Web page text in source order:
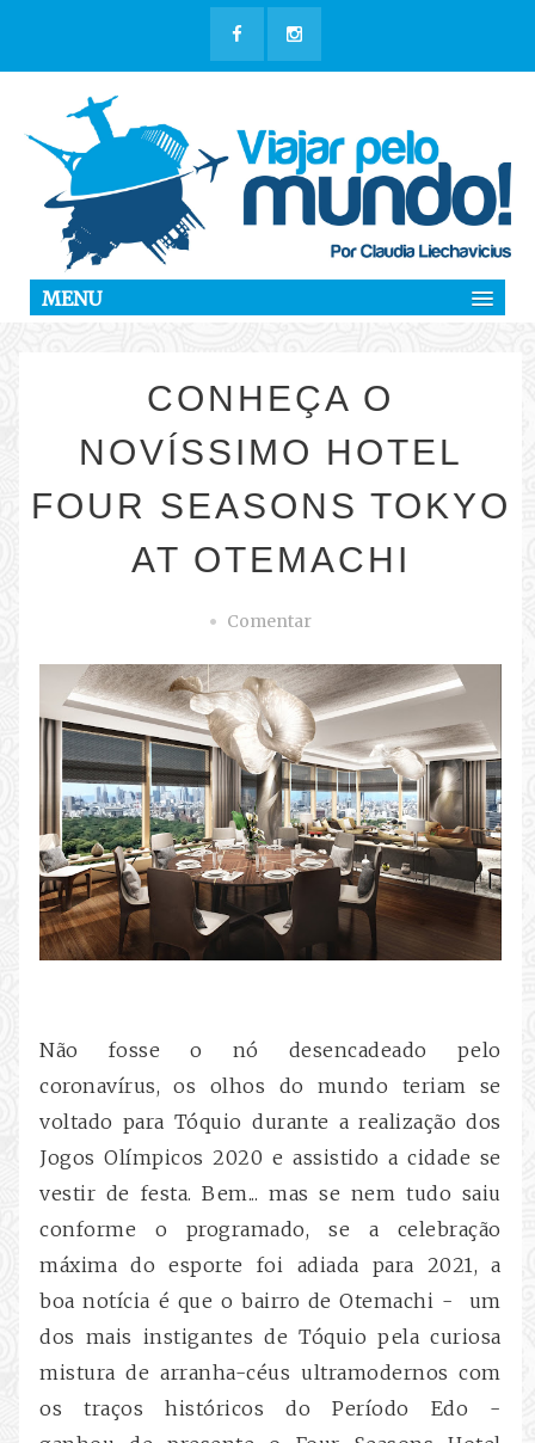
MENU
CONHEÇA O
NOVÍSSIMO HOTEL
FOUR SEASONS TOKYO
AT OTEMACHI
Comentar
Não fosse o nó desencadeado pelo
coronavírus, os olhos do mundo teriam se
voltado para Tóquio durante a realização dos
Jogos Olímpicos 2020 e assistido a cidade se
vestir de festa. Bem... mas se nem tudo saiu
conforme o programado, se a celebração
máxima do esporte foi adiada para 2021, a
boa notícia é que o bairro de Otemachi - um
dos mais instigantes de Tóquio pela curiosa
mistura de arranha-céus ultramodernos com
os traços históricos do Período Edo -